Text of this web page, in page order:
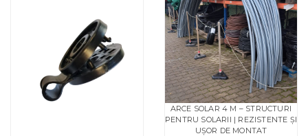
ARCE SOLAR 4 M – STRUCTURI
PENTRU SOLARII | REZISTENTE ȘI
UȘOR DE MONTAT